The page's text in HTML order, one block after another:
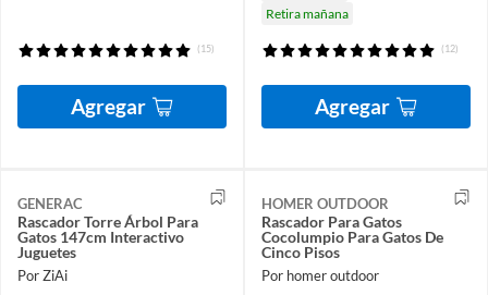
(15)
Agregar
Retira mañana
(12)
Agregar
GENERAC
Rascador Torre Árbol Para
Gatos 147cm Interactivo
Juguetes
Por ZiAi
HOMER OUTDOOR
Rascador Para Gatos
Cocolumpio Para Gatos De
Cinco Pisos
Por homer outdoor